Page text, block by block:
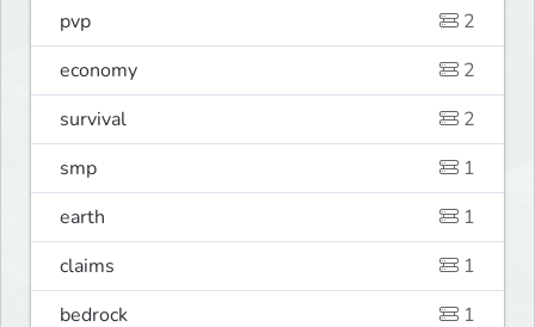
pvp
2
economy
2
survival
2
smp
1
earth
1
claims
1
bedrock
1